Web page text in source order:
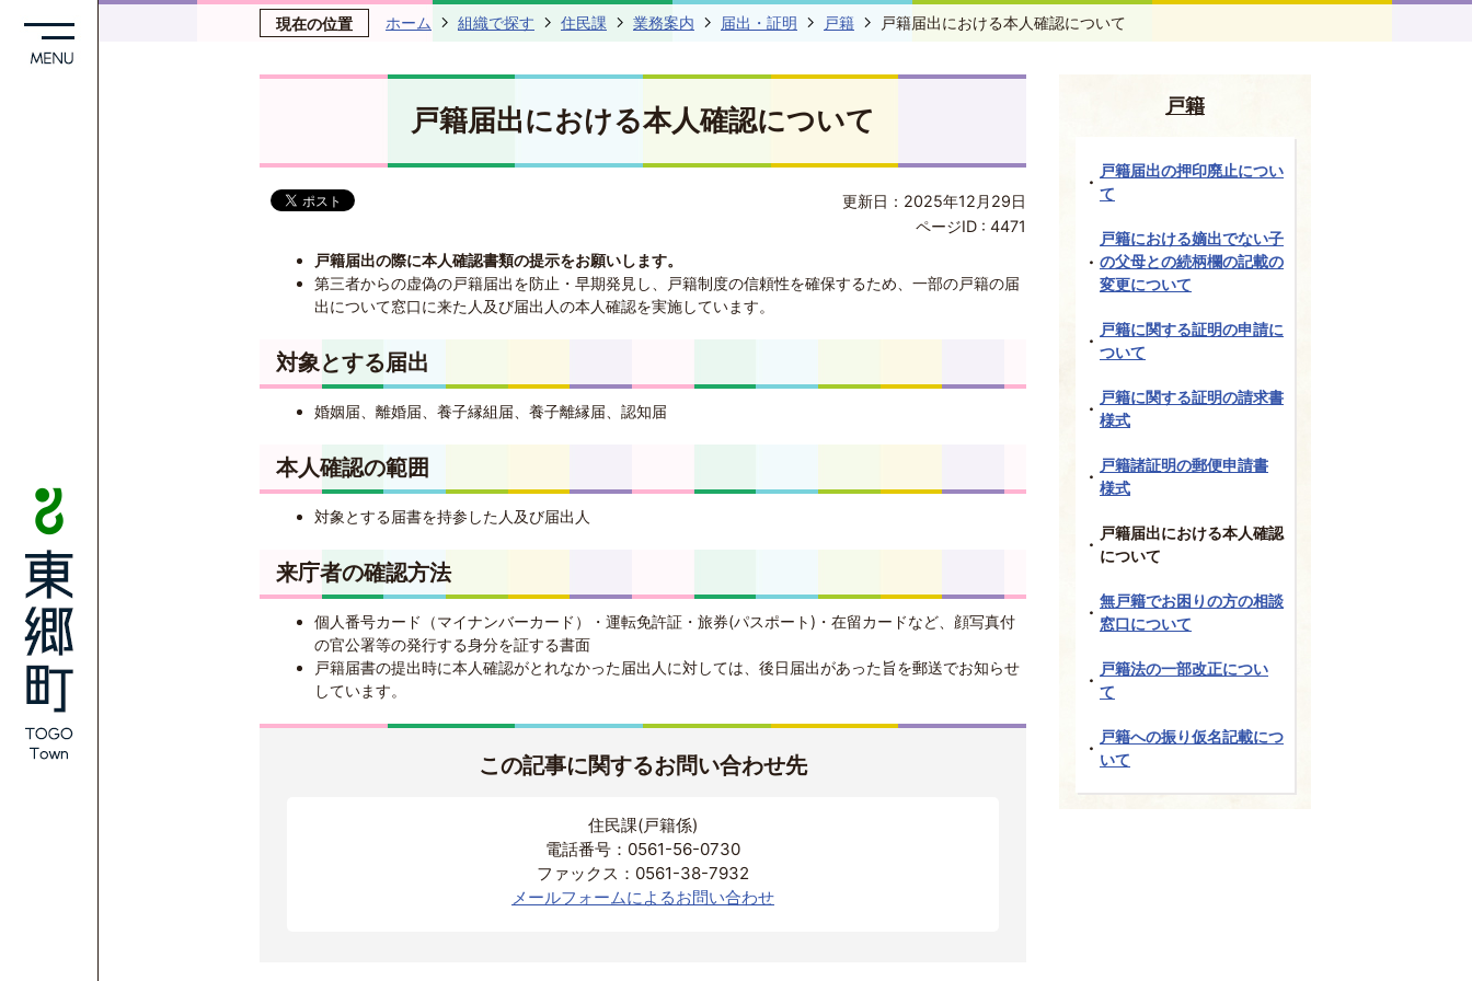
現在の位置 ホーム 組織で探す 住民課 業務案内 届出・証明 戸籍 戸籍届出における本人確認について
戸籍届出における本人確認について
更新日：2025年12月29日
ページID : 4471
戸籍届出の際に本人確認書類の提示をお願いします。
第三者からの虚偽の戸籍届出を防止・早期発見し、戸籍制度の信頼性を確保するため、一部の戸籍の届
出について窓口に来た人及び届出人の本人確認を実施しています。
対象とする届出
婚姻届、離婚届、養子縁組届、養子離縁届、認知届
本人確認の範囲
対象とする届書を持参した人及び届出人
来庁者の確認方法
個人番号カード（マイナンバーカード）・運転免許証・旅券(パスポート)・在留カードなど、顔写真付
の官公署等の発行する身分を証する書面
戸籍届書の提出時に本人確認がとれなかった届出人に対しては、後日届出があった旨を郵送でお知らせ
しています。
この記事に関するお問い合わせ先
住民課(戸籍係)
電話番号：0561-56-0730
ファックス：0561-38-7932
メールフォームによるお問い合わせ
戸籍
戸籍届出の押印廃止につい
て
戸籍における嫡出でない子
の父母との続柄欄の記載の
変更について
戸籍に関する証明の申請に
ついて
戸籍に関する証明の請求書
様式
戸籍諸証明の郵便申請書
様式
戸籍届出における本人確認
について
無戸籍でお困りの方の相談
窓口について
戸籍法の一部改正につい
て
戸籍への振り仮名記載につ
いて